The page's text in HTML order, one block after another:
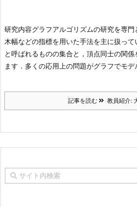
研究内容グラフアルゴリズムの研究を専
木幅などの指標を用いた手法を主に扱っ
と呼ばれるものの集合と，頂点同士の関
ます．多くの応用上の問題がグラフでモ
記事を読む 教員紹介: